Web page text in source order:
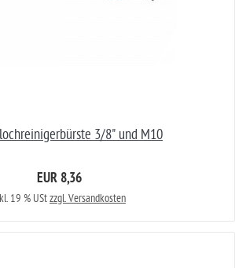
3/8" und M10
EUR 8,36
19 % UStzzgl. Versandkosten